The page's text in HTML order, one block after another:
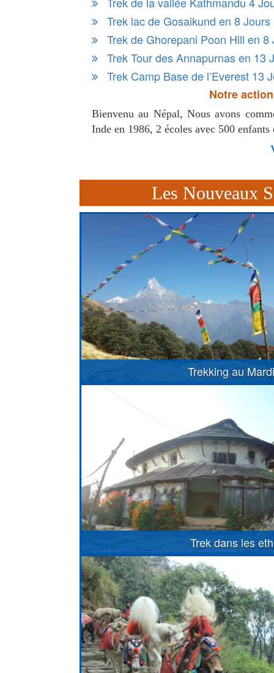
Trek lac de Gosaikund en 8 Jours
Trek de Ghorepani Poon Hill en 8
Trek Tour des Annapurnas en 13
Trek Camp Base de l’Everest 13
Notre
Bienvenu au Népal, Nous avons
Inde en 1986, 2 écoles avec 500
Les Nouveaux
Trekking au
Trek dans les